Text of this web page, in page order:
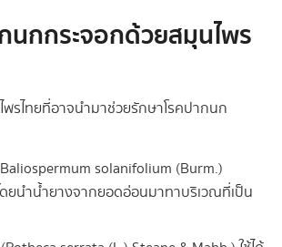
นกกระจอกด้วยสมุนไพร
รไทยที่อาจนำมาช่วยรักษาโรคปากนก
solanifolium (Burm.)
ดยนำน้ำยางจากยอดอ่อนมาทาบริเวณที่เป็น